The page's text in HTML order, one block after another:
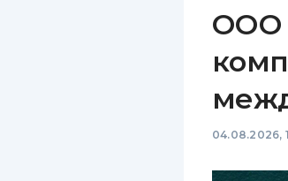
ООО
04.08.2026,